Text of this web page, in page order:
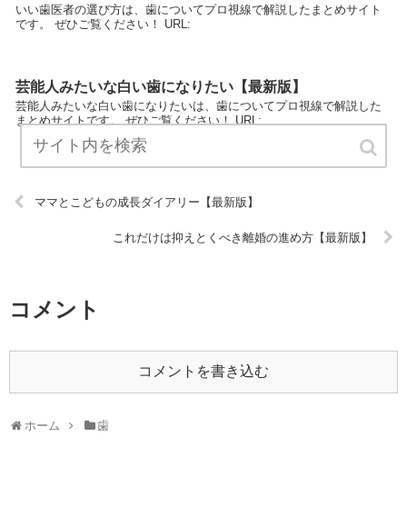
いい歯医者の選び方は、歯についてプロ視線で解説したまとめサイト
です。 ぜひご覧ください！ URL:
芸能人みたいな白い歯になりたい【最新版】
芸能人みたいな白い歯になりたいは、歯についてプロ視線で解説した
まとめサイトです。 ぜひご覧ください！ URL:
ママとこどもの成長ダイアリー【最新版】
これだけは抑えとくべき離婚の進め方【最新版】
コメント
コメントを書き込む
ホーム 歯